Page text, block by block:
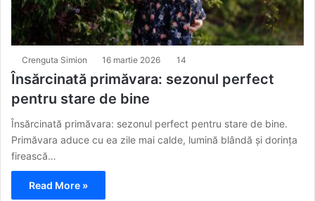
Crenguta Simion 16 martie 2026 14
Însărcinată primăvara: sezonul perfect
pentru stare de bine
Însărcinată primăvara: sezonul perfect pentru stare de bine.
Primăvara aduce cu ea zile mai calde, lumină blândă și dorința
firească…
Read More »